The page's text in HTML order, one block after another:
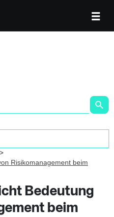
Risikomanagement beim
Bedeutung
beim